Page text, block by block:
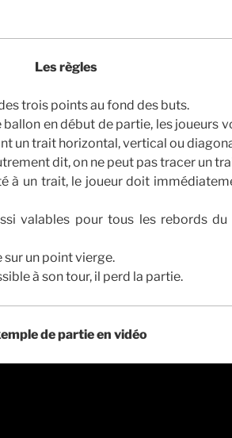
Les règles
trois points au fond des buts.
en début de partie, les joueurs
un trait horizontal, vertical ou
dit, on ne peut pas tracer un
à un trait, le joueur doit
valables pour tous les rebords
sur un point vierge.
à son tour, il perd la partie.
de partie en vidéo